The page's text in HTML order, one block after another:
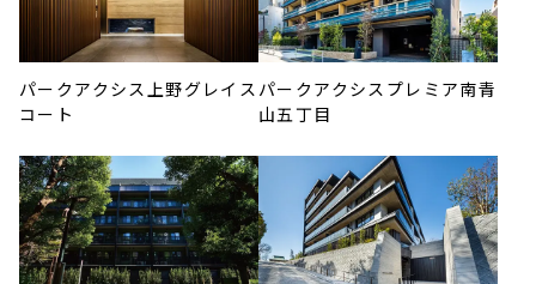
パークアクシス上野グレイス
コート
パークアクシスプレミア南青
山五丁目